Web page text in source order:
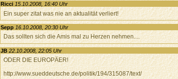
Ricci 15.10.2008, 16:40 Uhr
Ein super zitat was nie an aktualität verliert!
Sepp 16.10.2008, 20:30 Uhr
Das sollten sich die Amis mal zu Herzen nehmen....
JB 22.10.2008, 22:05 Uhr
ODER DIE EUROPÄER!
http://www.sueddeutsche.de/politik/194/315087/text/